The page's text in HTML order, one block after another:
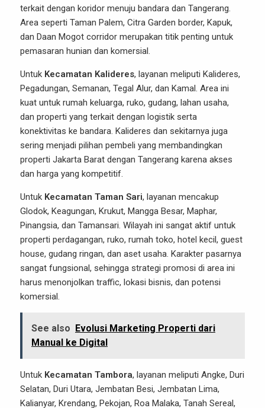
terkait dengan koridor menuju bandara dan Tangerang.
Area seperti Taman Palem, Citra Garden border, Kapuk,
dan Daan Mogot corridor merupakan titik penting untuk
pemasaran hunian dan komersial.
Untuk Kecamatan Kalideres, layanan meliputi Kalideres,
Pegadungan, Semanan, Tegal Alur, dan Kamal. Area ini
kuat untuk rumah keluarga, ruko, gudang, lahan usaha,
dan properti yang terkait dengan logistik serta
konektivitas ke bandara. Kalideres dan sekitarnya juga
sering menjadi pilihan pembeli yang membandingkan
properti Jakarta Barat dengan Tangerang karena akses
dan harga yang kompetitif.
Untuk Kecamatan Taman Sari, layanan mencakup
Glodok, Keagungan, Krukut, Mangga Besar, Maphar,
Pinangsia, dan Tamansari. Wilayah ini sangat aktif untuk
properti perdagangan, ruko, rumah toko, hotel kecil, guest
house, gudang ringan, dan aset usaha. Karakter pasarnya
sangat fungsional, sehingga strategi promosi di area ini
harus menonjolkan traffic, lokasi bisnis, dan potensi
komersial.
See also Evolusi Marketing Properti dari
Manual ke Digital
Untuk Kecamatan Tambora, layanan meliputi Angke, Duri
Selatan, Duri Utara, Jembatan Besi, Jembatan Lima,
Kalianyar, Krendang, Pekojan, Roa Malaka, Tanah Sereal,